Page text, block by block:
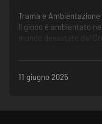
Trama e Ambientazione
Il gioco è ambientato
mondo devastato dal
causando la
protagonista,
riceve il potere dei
11 giugno 2025